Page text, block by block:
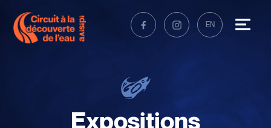
EN
Expositions